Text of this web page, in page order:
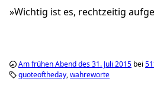
»Wichtig ist es, rechtzeitig
Am frühen Abend des 31. Juli 2015 bei
quoteoftheday wahreworte